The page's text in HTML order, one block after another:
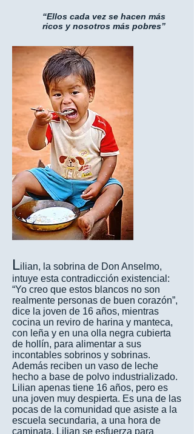
“Ellos cada vez se hacen más
ricos y nosotros más pobres”
Lilian, la sobrina de Don Anselmo,
intuye esta contradicción existencial:
“Yo creo que estos blancos no son
realmente personas de buen corazón”,
dice la joven de 16 años, mientras
cocina un reviro de harina y manteca,
con leña y en una olla negra cubierta
de hollín, para alimentar a sus
incontables sobrinos y sobrinas.
Además reciben un vaso de leche
hecho a base de polvo industrializado.
Lilian apenas tiene 16 años, pero es
una joven muy despierta. Es una de las
pocas de la comunidad que asiste a la
escuela secundaria, a una hora de
caminata. Lilian se esfuerza para